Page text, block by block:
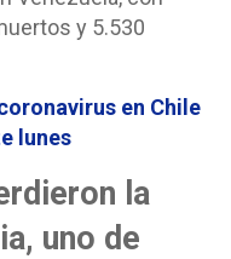
y 5.530
en Chile
lunes
la
uno de